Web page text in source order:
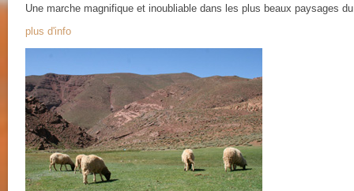
Une marche magnifique et inoubliable dans les plus beaux paysages
plus d'info